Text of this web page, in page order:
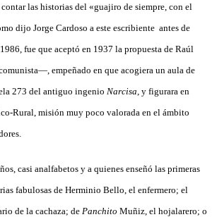
las historias del «guajiro de siempre, con el
dijo Jorge Cardoso a este escribiente antes de
fue que aceptó en 1937 la propuesta de Raúl
empeñado en que acogiera un aula de
273 del antiguo ingenio Narcisa , y figurara en
Rural, misión muy poco valorada en el ámbito
casi analfabetos y a quienes enseñó las primeras
fabulosas de Herminio Bello, el enfermero; el
de la cachaza; de Panchito Muñiz, el hojalarero; o